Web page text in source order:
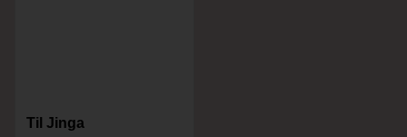
Til Jinga